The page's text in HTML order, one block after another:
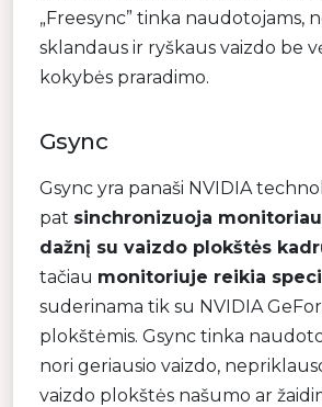
„Freesync” tinka naudotojams,
sklandaus ir ryškaus vaizdo be
kokybės praradimo.
Gsync
Gsync yra panaši NVIDIA
pat sinchronizuoja
dažnį su vaizdo plokštės
tačiau monitoriuje reikia
suderinama tik su NVIDIA
plokštėmis. Gsync tinka
nori geriausio vaizdo,
vaizdo plokštės našumo ar